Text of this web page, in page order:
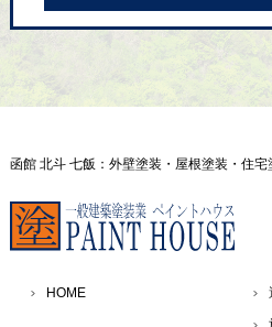
函館 北斗 七飯：外壁塗装・屋根塗装・住
HOME